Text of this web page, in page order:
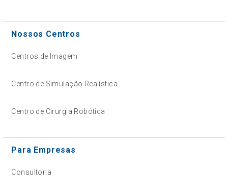
Nossos Centros
Centros de Imagem
Centro de Simulação Realística
Centro de Cirurgia Robótica
Para Empresas
Consultoria